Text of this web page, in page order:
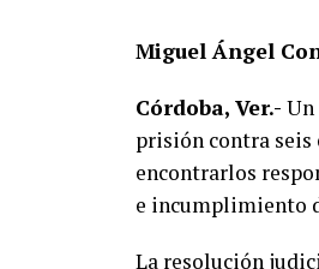
Las autoridades
especialmente
en las carreteras
La circulación en
Miguel Ángel
Córdoba, Ver.- Un
prisión contra seis
encontrarlos
e incumplimiento
La resolución